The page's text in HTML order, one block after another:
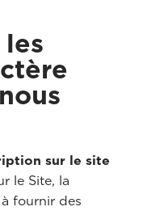
sur le site
le Site, la
fournir des